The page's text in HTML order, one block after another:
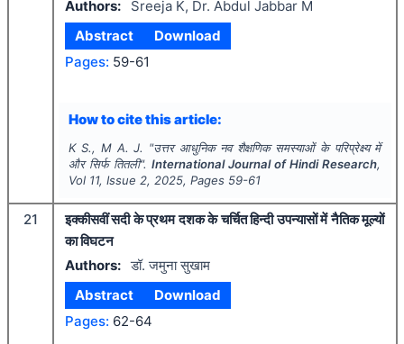
Authors:
Sreeja K, Dr. Abdul Jabbar M
Abstract
Download
Pages: 59-61
How to cite this article:
K S., M A. J. "उत्तर आधुनिक नव शैक्षणिक समस्याओं के परिप्रेक्ष्य में
और सिर्फ तितली". International Journal of Hindi Research,
Vol 11, Issue 2, 2025, Pages 59-61
21
इक्कीसवीं सदी के प्रथम दशक के चर्चित हिन्दी उपन्यासों में नैतिक मूल्यों
का विघटन
Authors: डॉ. जमुना सुखाम
Abstract
Download
Pages: 62-64